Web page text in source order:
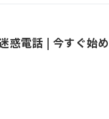
惑電話 | 今すぐ始め